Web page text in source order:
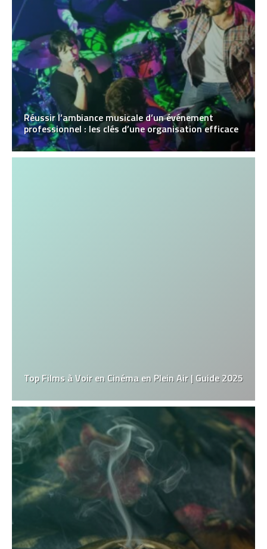
Réussir l’ambiance musicale d’un événement
professionnel : les clés d’une organisation efficace
Top Films à Voir en Cinéma en Plein Air | Guide 2025